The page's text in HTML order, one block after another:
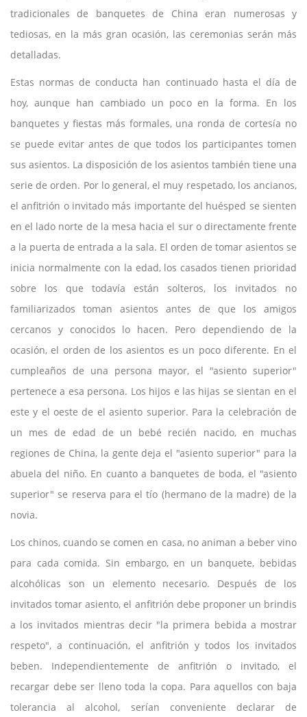
tradicionales de banquetes de China eran numerosas y
tediosas, en la más gran ocasión, las ceremonias serán más
detalladas.
Estas normas de conducta han continuado hasta el día de
hoy, aunque han cambiado un poco en la forma. En los
banquetes y fiestas más formales, una ronda de cortesía no
se puede evitar antes de que todos los participantes tomen
sus asientos. La disposición de los asientos también tiene una
serie de orden. Por lo general, el muy respetado, los ancianos,
el anfitrión o invitado más importante del huésped se sienten
en el lado norte de la mesa hacia el sur o directamente frente
a la puerta de entrada a la sala. El orden de tomar asientos se
inicia normalmente con la edad, los casados tienen prioridad
sobre los que todavía están solteros, los invitados no
familiarizados toman asientos antes de que los amigos
cercanos y conocidos lo hacen. Pero dependiendo de la
ocasión, el orden de los asientos es un poco diferente. En el
cumpleaños de una persona mayor, el "asiento superior"
pertenece a esa persona. Los hijos e las hijas se sientan en el
este y el oeste de el asiento superior. Para la celebración de
un mes de edad de un bebé recién nacido, en muchas
regiones de China, la gente deja el "asiento superior" para la
abuela del niño. En cuanto a banquetes de boda, el "asiento
superior" se reserva para el tío (hermano de la madre) de la
novia.
Los chinos, cuando se comen en casa, no animan a beber vino
para cada comida. Sin embargo, en un banquete, bebidas
alcohólicas son un elemento necesario. Después de los
invitados tomar asiento, el anfitrión debe proponer un brindis
a los invitados mientras decir "la primera bebida a mostrar
respeto", a continuación, el anfitrión y todos los invitados
beben. Independientemente de anfitrión o invitado, el
recargar debe ser lleno toda la copa. Para aquellos con baja
tolerancia al alcohol, serían conveniente declarar de